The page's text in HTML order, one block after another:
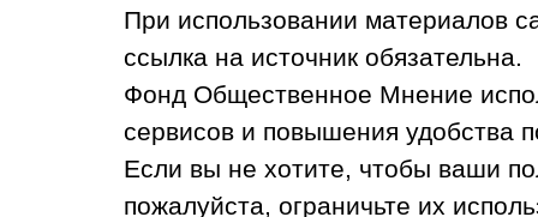
При использовании материалов
ссылка на источник обязательна.
Фонд Общественное Мнение
сервисов и повышения удобства
Если вы не хотите, чтобы ваши
пожалуйста, ограничьте их